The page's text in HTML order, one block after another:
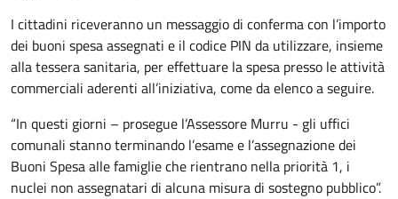
I cittadini riceveranno un messaggio di conferma con l’importo
dei buoni spesa assegnati e il codice PIN da utilizzare, insieme
alla tessera sanitaria, per effettuare la spesa presso le attività
commerciali aderenti all’iniziativa, come da elenco a seguire.
“In questi giorni – prosegue l’Assessore Murru - gli uffici
comunali stanno terminando l’esame e l’assegnazione dei
Buoni Spesa alle famiglie che rientrano nella priorità 1, i
nuclei non assegnatari di alcuna misura di sostegno pubblico”.